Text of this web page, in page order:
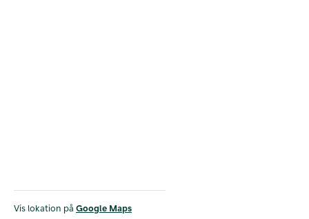
Vis lokation på Google Maps